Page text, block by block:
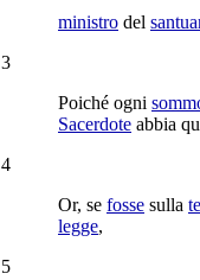
ministro del
3
Poiché ogni
Sacerdote abbia
4
Or, se fosse sulla
legge,
5